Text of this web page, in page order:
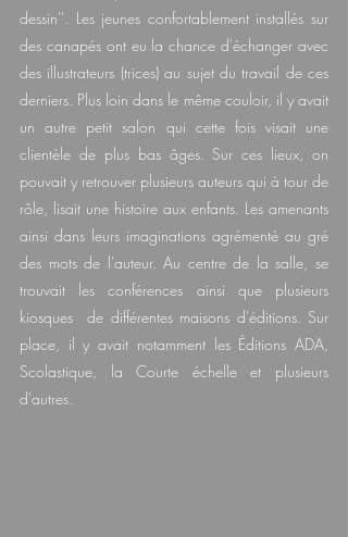
dessin''. Les jeunes confortablement installés sur
des canapés ont eu la chance d'échanger avec
des illustrateurs (trices) au sujet du travail de ces
derniers. Plus loin dans le même couloir, il y avait
un autre petit salon qui cette fois visait une
clientèle de plus bas âges. Sur ces lieux, on
pouvait y retrouver plusieurs auteurs qui à tour de
rôle, lisait une histoire aux enfants. Les amenants
ainsi dans leurs imaginations agrémenté au gré
des mots de l'auteur. Au centre de la salle, se
trouvait les conférences ainsi que plusieurs
kiosques  de différentes maisons d'éditions. Sur
place, il y avait notamment les Éditions ADA,
Scolastique, la Courte échelle et plusieurs
d'autres.